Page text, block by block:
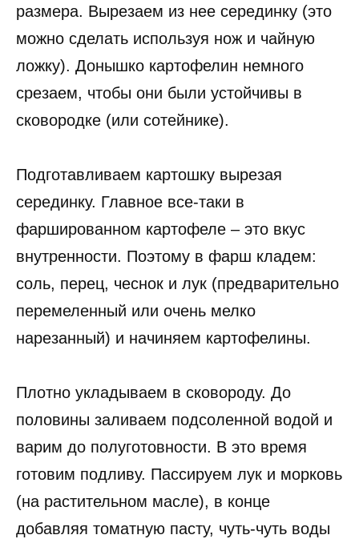
размера. Вырезаем из нее серединку (это
можно сделать используя нож и чайную
ложку). Донышко картофелин немного
срезаем, чтобы они были устойчивы в
сковородке (или сотейнике).
Подготавливаем картошку вырезая
серединку. Главное все-таки в
фаршированном картофеле – это вкус
внутренности. Поэтому в фарш кладем:
соль, перец, чеснок и лук (предварительно
перемеленный или очень мелко
нарезанный) и начиняем картофелины.
Плотно укладываем в сковороду. До
половины заливаем подсоленной водой и
варим до полуготовности. В это время
готовим подливу. Пассируем лук и морковь
(на растительном масле), в конце
добавляя томатную пасту, чуть-чуть воды